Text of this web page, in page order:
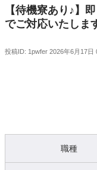
【待機寮あり♪】
でご対応いたしま
投稿ID: 1pwfer 2026年6月17日
職種